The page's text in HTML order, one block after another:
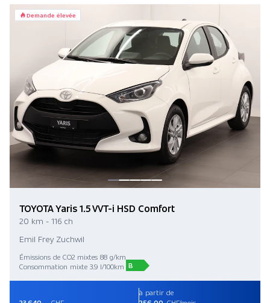
Demande élevée
TOYOTA Yaris 1.5 VVT-i HSD Comfort
20 km - 116 ch
Emil Frey Zuchwil
Émissions de CO2 mixtes 88 g/km
Consommation mixte 3.9 l/100km B
à partir de